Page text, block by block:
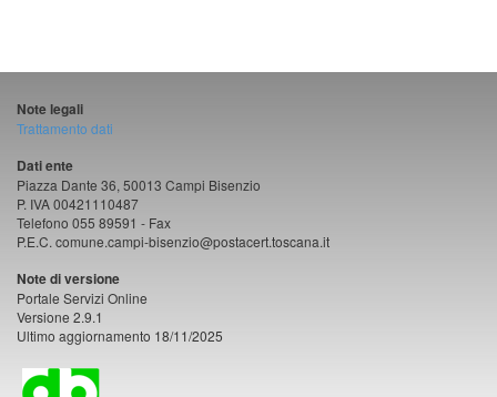
Note legali
Trattamento dati
Dati ente
Piazza Dante 36, 50013 Campi Bisenzio
P. IVA 00421110487
Telefono 055 89591 - Fax
P.E.C. comune.campi-bisenzio@postacert.toscana.it
Note di versione
Portale Servizi Online
Versione 2.9.1
Ultimo aggiornamento 18/11/2025